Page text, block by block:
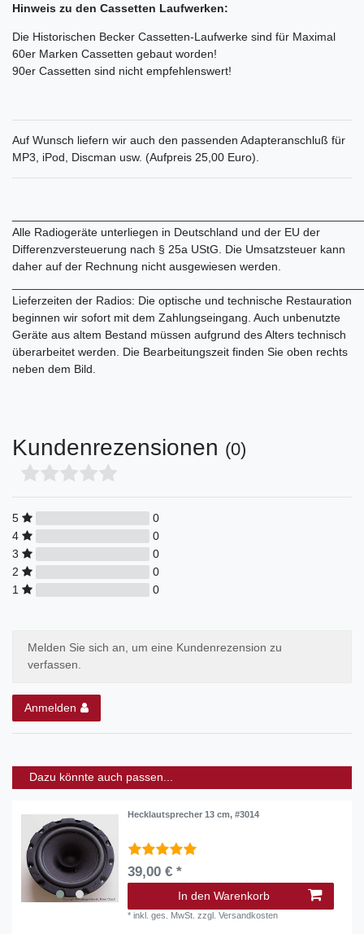
Hinweis zu den Cassetten Laufwerken:
Die Historischen Becker Cassetten-Laufwerke sind für Maximal
60er Marken Cassetten gebaut worden!
90er Cassetten sind nicht empfehlenswert!
Auf Wunsch liefern wir auch den passenden Adapteranschluß für
MP3, iPod, Discman usw. (Aufpreis 25,00 Euro).
Alle Radiogeräte unterliegen in Deutschland und der EU der
Differenzversteuerung nach § 25a UStG. Die Umsatzsteuer kann
daher auf der Rechnung nicht ausgewiesen werden.
Lieferzeiten der Radios: Die optische und technische Restauration
beginnen wir sofort mit dem Zahlungseingang. Auch unbenutzte
Geräte aus altem Bestand müssen aufgrund des Alters technisch
überarbeitet werden. Die Bearbeitungszeit finden Sie oben rechts
neben dem Bild.
Kundenrezensionen (0)
5
0
4
0
3
0
2
0
1
0
Melden Sie sich an, um eine Kundenrezension zu
verfassen.
Anmelden
Dazu könnte auch passen...
Hecklautsprecher 13 cm, #3014
39,00 € *
In den Warenkorb
*inkl. ges. MwSt. zzgl.Versandkosten